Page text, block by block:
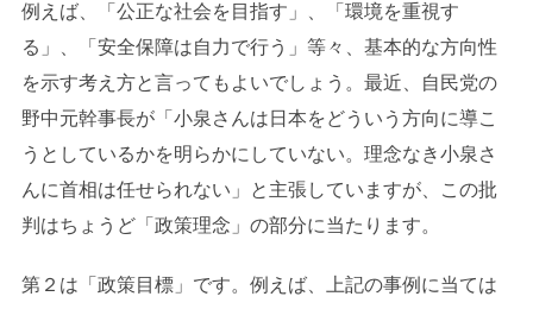
例えば、「公正な社会を目指す」、「環境を重視す
る」、「安全保障は自力で行う」等々、基本的な方向性
を示す考え方と言ってもよいでしょう。最近、自民党の
野中元幹事長が「小泉さんは日本をどういう方向に導こ
うとしているかを明らかにしていない。理念なき小泉さ
んに首相は任せられない」と主張していますが、この批
判はちょうど「政策理念」の部分に当たります。
第２は「政策目標」です。例えば、上記の事例に当ては